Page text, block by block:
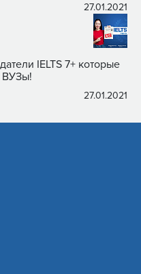
27.01.2021
7+ которые
ВУЗы!
27.01.2021